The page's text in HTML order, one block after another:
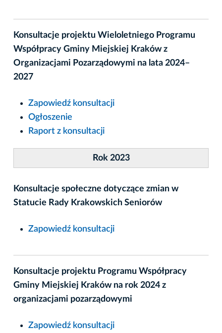
Konsultacje projektu Wieloletniego Programu
Współpracy Gminy Miejskiej Kraków z
Organizacjami Pozarządowymi na lata 2024–
2027
Zapowiedź konsultacji
Ogłoszenie
Raport z konsultacji
Rok 2023
Konsultacje społeczne dotyczące zmian w
Statucie Rady Krakowskich Seniorów
Zapowiedź konsultacji
Konsultacje projektu Programu Współpracy
Gminy Miejskiej Kraków na rok 2024 z
organizacjami pozarządowymi
Zapowiedź konsultacji